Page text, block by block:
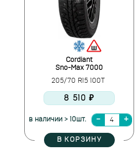
Cordiant
Sno-Max 7000
205/70 R15 100T
8 510 ₽
в наличии > 10шт.
В КОРЗИНУ